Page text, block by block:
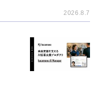
2026.8.7